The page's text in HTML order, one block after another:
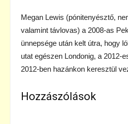
Megan Lewis (pónitenyésztő,
valamint távlovas) a 2008-as
ünnepsége után kelt útra, hogy
utat egészen Londonig, a 2012-
2012-ben hazánkon keresztül
Hozzászólások